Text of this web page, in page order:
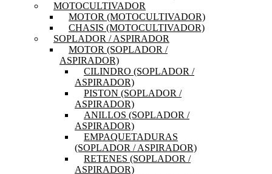
MOTOCULTIVADOR
MOTOR (MOTOCULTIVADOR)
CHASIS (MOTOCULTIVADOR)
SOPLADOR / ASPIRADOR
MOTOR (SOPLADOR /
ASPIRADOR)
CILINDRO (SOPLADOR /
ASPIRADOR)
PISTON (SOPLADOR /
ASPIRADOR)
ANILLOS (SOPLADOR /
ASPIRADOR)
EMPAQUETADURAS
(SOPLADOR / ASPIRADOR)
RETENES (SOPLADOR /
ASPIRADOR)